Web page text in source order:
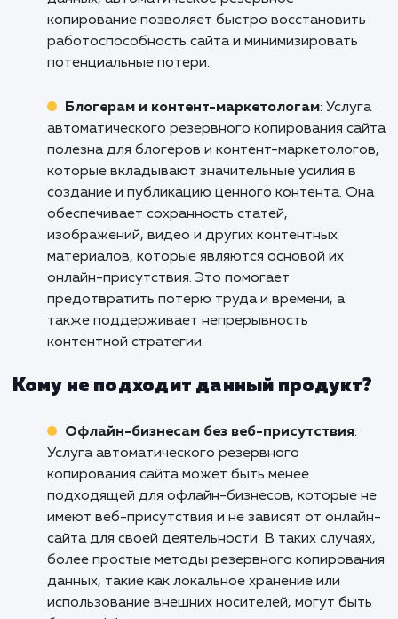
разработчиков и агентств, которые
ответственны за безопасность и
данных своих клиентов. Она обеспечивает
резервных копий, что позволяет быстро
восстановить сайт в случае сбоя или потери
данных. Это обеспечивает защиту от
потенциальных угроз, таких как хакерские
или сбои в работе системы.
Бизнесам с онлайн-присутствием
автоматического резервного копирования
полезна для бизнесов, которые имеют
присутствие и зависят от непрерывной
своего веб-сайта. Она обеспечивает
контента и другой важной информации, что
работы бизнеса. В случае сбоя или потери
данных, автоматическое резервное
копирование позволяет быстро
работоспособность сайта и минимизировать
потенциальные потери.
Блогерам и контент-маркетологам
автоматического резервного копирования